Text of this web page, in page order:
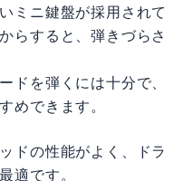
ミニ鍵盤が採用されて
らすると、弾きづらさ
ドを弾くには十分で、
めできます。
ドの性能がよく、ドラ
適です。